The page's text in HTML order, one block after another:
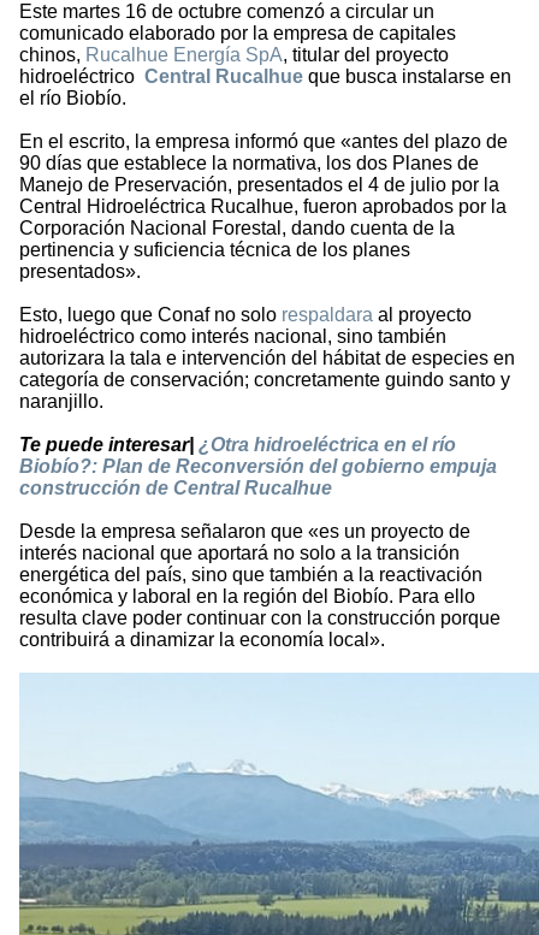
Este martes 16 de octubre comenzó a circular un
comunicado elaborado por la empresa de capitales
chinos, Rucalhue Energía SpA, titular del proyecto
hidroeléctrico Central Rucalhue que busca instalarse en
el río Biobío.
En el escrito, la empresa informó que «antes del plazo de
90 días que establece la normativa, los dos Planes de
Manejo de Preservación, presentados el 4 de julio por la
Central Hidroeléctrica Rucalhue, fueron aprobados por la
Corporación Nacional Forestal, dando cuenta de la
pertinencia y suficiencia técnica de los planes
presentados».
Esto, luego que Conaf no solo respaldara al proyecto
hidroeléctrico como interés nacional, sino también
autorizara la tala e intervención del hábitat de especies en
categoría de conservación; concretamente guindo santo y
naranjillo.
Te puede interesar| ¿Otra hidroeléctrica en el río
Biobío?: Plan de Reconversión del gobierno empuja
construcción de Central Rucalhue
Desde la empresa señalaron que «es un proyecto de
interés nacional que aportará no solo a la transición
energética del país, sino que también a la reactivación
económica y laboral en la región del Biobío. Para ello
resulta clave poder continuar con la construcción porque
contribuirá a dinamizar la economía local».